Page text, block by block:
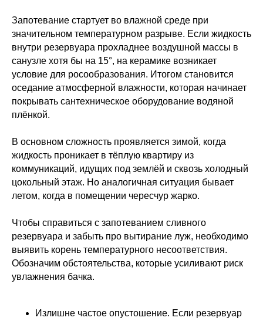
Запотевание стартует во влажной среде при
значительном температурном разрыве. Если жидкость
внутри резервуара прохладнее воздушной массы в
санузле хотя бы на 15°, на керамике возникает
условие для росообразования. Итогом становится
оседание атмосферной влажности, которая начинает
покрывать сантехническое оборудование водяной
плёнкой.
В основном сложность проявляется зимой, когда
жидкость проникает в тёплую квартиру из
коммуникаций, идущих под землёй и сквозь холодный
цокольный этаж. Но аналогичная ситуация бывает
летом, когда в помещении чересчур жарко.
Чтобы справиться с запотеванием сливного
резервуара и забыть про вытирание луж, необходимо
выявить корень температурного несоответствия.
Обозначим обстоятельства, которые усиливают риск
увлажнения бачка.
Излишне частое опустошение. Если резервуар